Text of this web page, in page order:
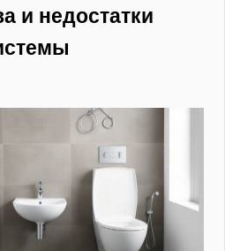
и недостатки